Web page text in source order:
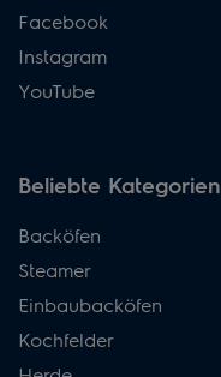
Facebook
Instagram
YouTube
Beliebte Kategorien
Backöfen
Steamer
Einbaubacköfen
Kochfelder